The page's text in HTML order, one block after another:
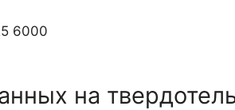
6000
на